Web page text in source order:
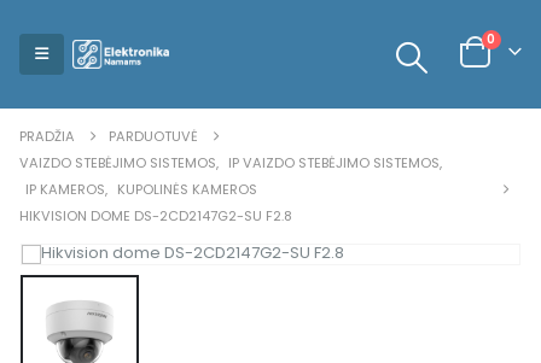
0
PRADŽIA
PARDUOTUVĖ
VAIZDO STEBĖJIMO SISTEMOS, IP VAIZDO STEBĖJIMO SISTEMOS,
IP KAMEROS, KUPOLINĖS KAMEROS
HIKVISION DOME DS-2CD2147G2-SU F2.8